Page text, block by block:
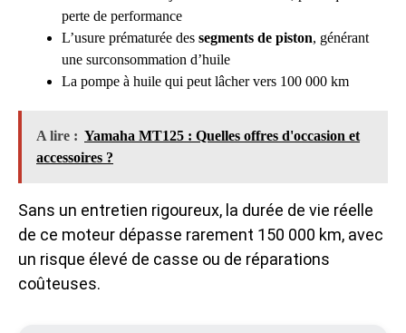
perte de performance
L’usure prématurée des segments de piston, générant
une surconsommation d’huile
La pompe à huile qui peut lâcher vers 100 000 km
A lire : Yamaha MT125 : Quelles offres d'occasion et
accessoires ?
Sans un entretien rigoureux, la durée de vie réelle
de ce moteur dépasse rarement 150 000 km, avec
un risque élevé de casse ou de réparations
coûteuses.